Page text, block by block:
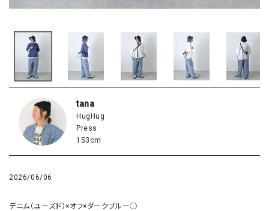
tana
HugHug
Press
153cm
2026/06/06
デニム（ユーズド）×オフ×ダークブルー◯